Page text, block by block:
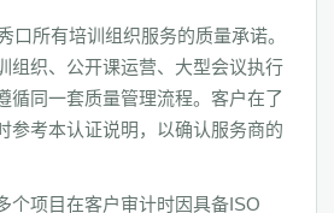
口所有培训组织服务的质量承诺。
组织、公开课运营、大型会议执行
循同一套质量管理流程。客户在了
参考本认证说明，以确认服务商的
个项目在客户审计时因具备ISO